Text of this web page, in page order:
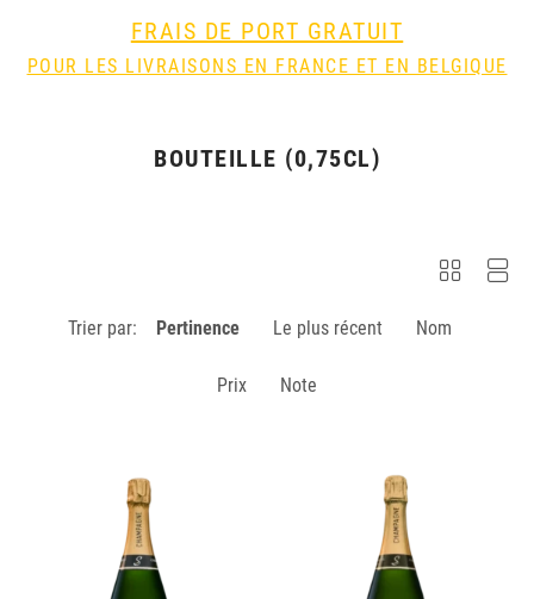
FRAIS DE PORT GRATUIT
POUR LES LIVRAISONS EN FRANCE ET EN BELGIQUE
BOUTEILLE (0,75CL)
Trier par: Pertinence Le plus récent Nom
Prix Note